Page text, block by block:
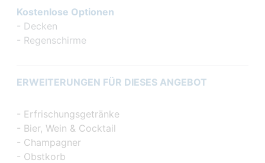
Kostenlose Optionen
- Decken
- Regenschirme
ERWEITERUNGEN FÜR DIESES ANGEBOT
- Erfrischungsgetränke
- Bier, Wein & Cocktail
- Champagner
- Obstkorb